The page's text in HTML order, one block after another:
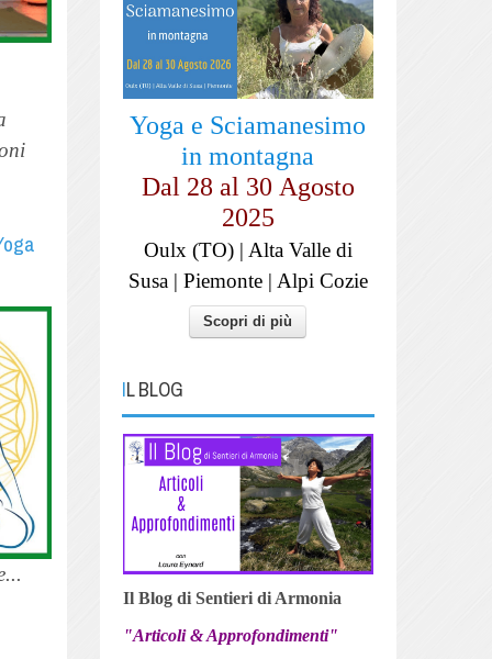
Yoga e Sciamanesimo
in montagna
Dal 28 al 30 Agosto
2025
Oulx (TO) | Alta Valle di
Susa | Piemonte | Alpi Cozie
Scopri di più
IL BLOG
Il Blog di Sentieri di Armonia
"Articoli & Approfondimenti"